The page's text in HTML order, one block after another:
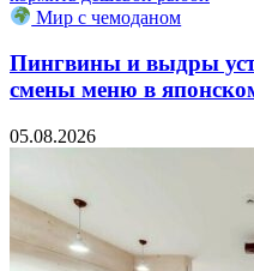
Мир с чемоданом
Пингвины и выдры
смены меню в
05.08.2026